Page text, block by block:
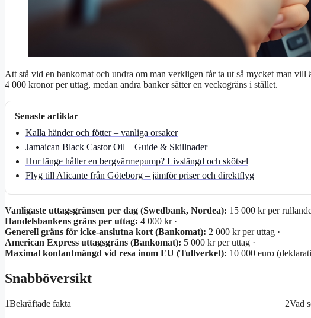
Att stå vid en bankomat och undra om man verkligen får ta ut så mycket man
4 000 kronor per uttag, medan andra banker sätter en veckogräns i stället.
Senaste artiklar
Kalla händer och fötter – vanliga orsaker
Jamaican Black Castor Oil – Guide & Skillnader
Hur länge håller en bergvärmepump? Livslängd och skötsel
Flyg till Alicante från Göteborg – jämför priser och direktflyg
Vanligaste uttagsgränsen per dag (Swedbank, Nordea): 15 000 kr per
Handelsbankens gräns per uttag: 4 000 kr ·
Generell gräns för icke-anslutna kort (Bankomat): 2 000 kr per uttag ·
American Express uttagsgräns (Bankomat): 5 000 kr per uttag ·
Maximal kontantmängd vid resa inom EU (Tullverket): 10 000 euro
Snabböversikt
1Bekräftade fakta
2Vad